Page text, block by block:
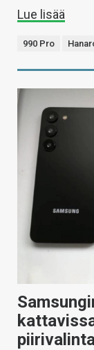
Lue lisää
990 Pro